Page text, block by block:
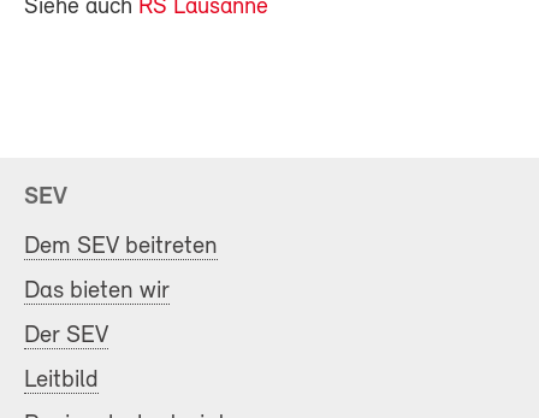
Siehe auch RS Lausanne
SEV
Dem SEV beitreten
Das bieten wir
Der SEV
Leitbild